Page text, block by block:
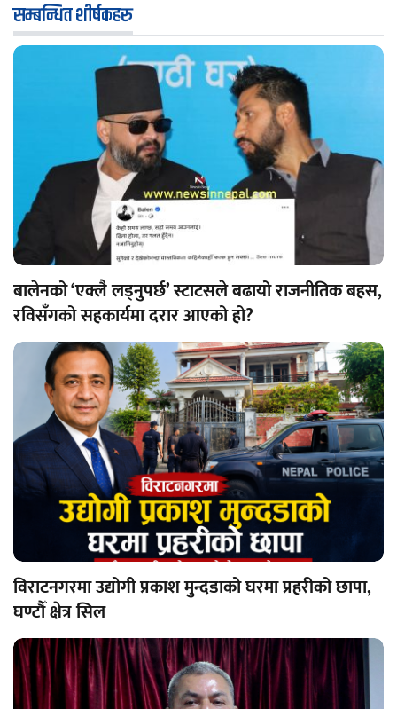
सम्बन्धित शीर्षकहरु
बालेनको ‘एक्लै लड्नुपर्छ’ स्टाटसले बढायो राजनीतिक बहस,
रविसँगको सहकार्यमा दरार आएको हो?
विराटनगरमा उद्योगी प्रकाश मुन्दडाको घरमा प्रहरीको छापा,
घण्टौँ क्षेत्र सिल